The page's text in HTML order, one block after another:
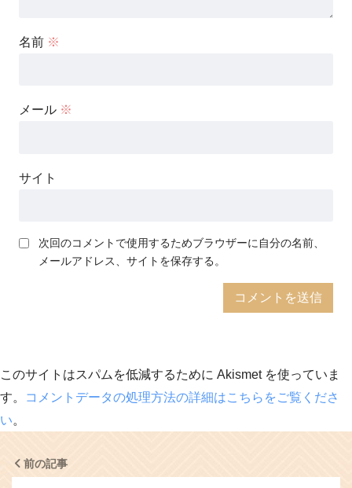
名前 ※
メール ※
サイト
次回のコメントで使用するためブラウザーに自分の名前、
メールアドレス、サイトを保存する。
このサイトはスパムを低減するために Akismet を使っていま
す。
コメントデータの処理方法の詳細はこちらをご覧くださ
い。
前の記事